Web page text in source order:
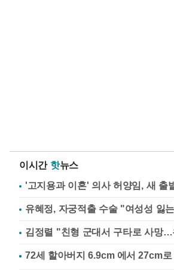
이시간 핫뉴스
'고지용과 이혼' 의사 허양임, 새 출
유혜정, 자궁적출 수술 "여성성 잃
김정렬 "친형 군대서 구타로 사망